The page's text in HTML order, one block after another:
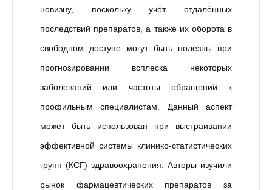
новизну, поскольку учёт отдалённых
последствий препаратов, а также их оборота в
свободном доступе могут быть полезны при
прогнозировании всплеска некоторых
заболеваний или частоты обращений к
профильным специалистам. Данный аспект
может быть использован при выстраивании
эффективной системы клинико-статистических
групп (КСГ) здравоохранения. Авторы изучили
рынок фармацевтических препаратов за